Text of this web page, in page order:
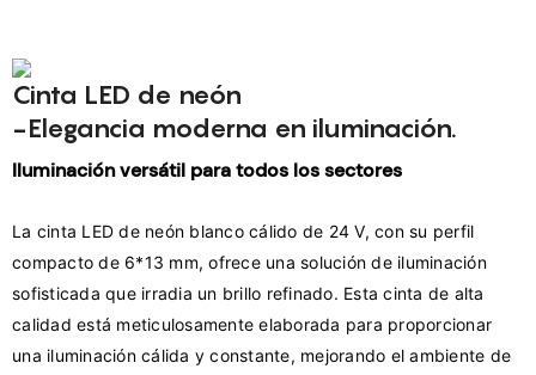
Cinta LED de neón
-Elegancia moderna en iluminación.
Iluminación versátil para todos los sectores
La cinta LED de neón blanco cálido de 24 V, con su perfil
compacto de 6*13 mm, ofrece una solución de iluminación
sofisticada que irradia un brillo refinado. Esta cinta de alta
calidad está meticulosamente elaborada para proporcionar
una iluminación cálida y constante, mejorando el ambiente de